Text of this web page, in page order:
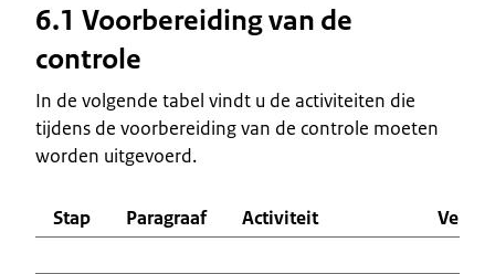
6.1 Voorbereiding van de
controle
In de volgende tabel vindt u de activiteiten die
tijdens de voorbereiding van de controle moeten
worden uitgevoerd.
Stap Paragraaf Activiteit